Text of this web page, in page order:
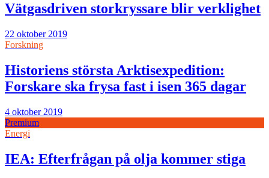
Vätgasdriven storkryssare blir verklighet
22 oktober 2019
Forskning
Historiens största Arktisexpedition:
Forskare ska frysa fast i isen 365 dagar
4 oktober 2019
Premium
Energi
IEA: Efterfrågan på olja kommer stiga